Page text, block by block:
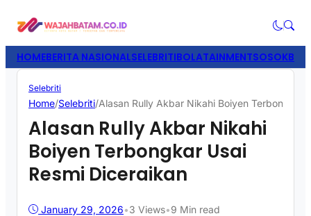
HOMEBERITA NASIONALSELEBRITIBOLATAINMENTSOSOK
Selebriti
Home/Selebriti/Alasan Rully Akbar Nikahi Boiyen Terbongkar
Alasan Rully Akbar Nikahi
Boiyen Terbongkar Usai
Resmi Diceraikan
January 29, 2026•3 Views•9 Min read